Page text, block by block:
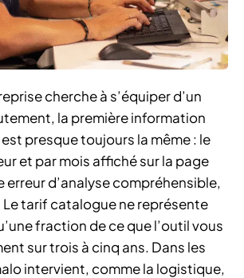
cherche à s’équiper d’un
la première information
presque toujours la même : le
et par mois affiché sur la page
erreur d’analyse compréhensible,
tarif catalogue ne représente
fraction de ce que l’outil vous
sur trois à cinq ans. Dans les
intervient, comme la logistique,